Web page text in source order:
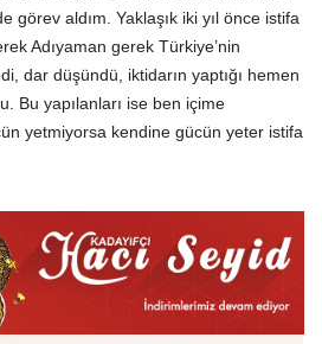
görev aldım. Yaklaşık iki yıl önce istifa
Adıyaman gerek Türkiye’nin
dar düşündü, iktidarın yaptığı hemen
Bu yapılanları ise ben içime
yetmiyorsa kendine gücün yeter istifa